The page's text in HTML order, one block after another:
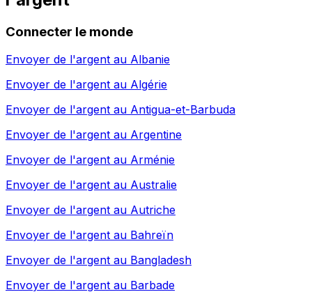
Connecter le monde
Envoyer de l'argent au Albanie
Envoyer de l'argent au Algérie
Envoyer de l'argent au Antigua-et-Barbuda
Envoyer de l'argent au Argentine
Envoyer de l'argent au Arménie
Envoyer de l'argent au Australie
Envoyer de l'argent au Autriche
Envoyer de l'argent au Bahreïn
Envoyer de l'argent au Bangladesh
Envoyer de l'argent au Barbade